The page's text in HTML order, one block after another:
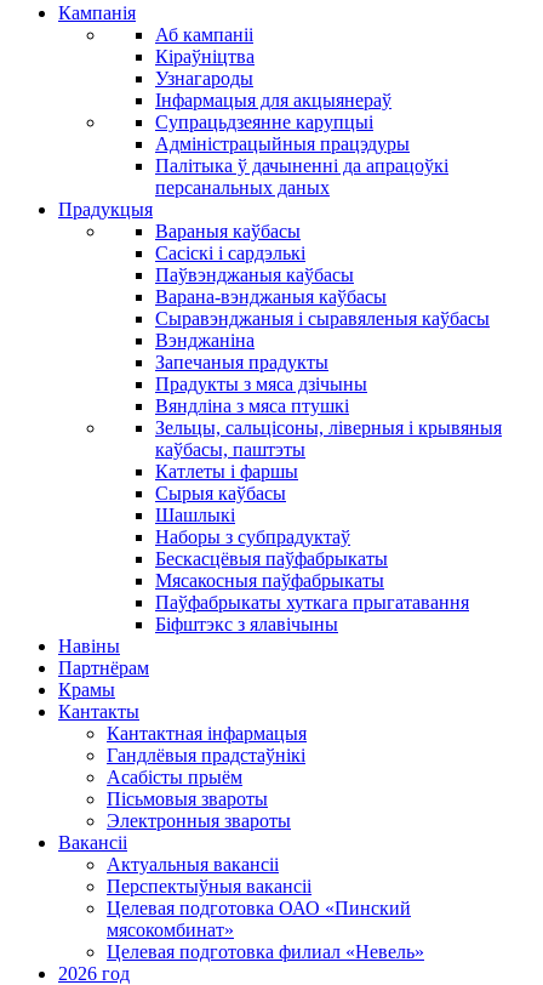
Кампанія
Аб кампаніі
Кіраўніцтва
Узнагароды
Інфармацыя для акцыянераў
Супрацьдзеянне карупцыі
Адміністрацыйныя працэдуры
Палітыка ў дачыненні да апрацоўкі
персанальных даных
Прадукцыя
Вараныя каўбасы
Сасіскі і сардэлькі
Паўвэнджаныя каўбасы
Варана-вэнджаныя каўбасы
Сыравэнджаныя і сыравяленыя каўбасы
Вэнджаніна
Запечаныя прадукты
Прадукты з мяса дзічыны
Вяндліна з мяса птушкі
Зельцы, сальцісоны, ліверныя і крывяныя
каўбасы, паштэты
Катлеты і фаршы
Сырыя каўбасы
Шашлыкі
Наборы з субпрадуктаў
Бескасцёвыя паўфабрыкаты
Мясакосныя паўфабрыкаты
Паўфабрыкаты хуткага прыгатавання
Біфштэкс з ялавічыны
Навіны
Партнёрам
Крамы
Кантакты
Кантактная інфармацыя
Гандлёвыя прадстаўнікі
Асабісты прыём
Пісьмовыя звароты
Электронныя звароты
Вакансіі
Актуальныя вакансіі
Перспектыўныя вакансіі
Целевая подготовка ОАО «Пинский
мясокомбинат»
Целевая подготовка филиал «Невель»
2026 год